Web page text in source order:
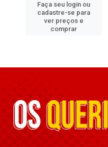
Faça seu login ou
cadastre-se para
ver preços e
comprar